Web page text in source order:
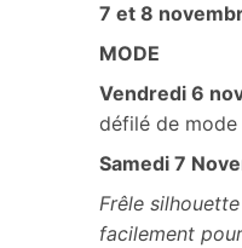
7 et 8
MODE
Vendredi 6
défilé de mode
Samedi 7
Frêle
facilement